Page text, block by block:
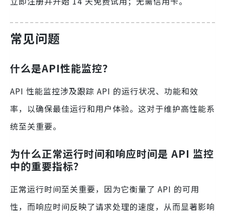
常见问题
什么是API性能监控？
API 性能监控涉及跟踪 API 的运行状况、功能和效
率，以确保最佳运行和用户体验。这对于维护高性能系
统至关重要。
为什么正常运行时间和响应时间是 API 监控
中的重要指标？
正常运行时间至关重要，因为它衡量了 API 的可用
性，而响应时间反映了请求处理的速度，从而显著影响